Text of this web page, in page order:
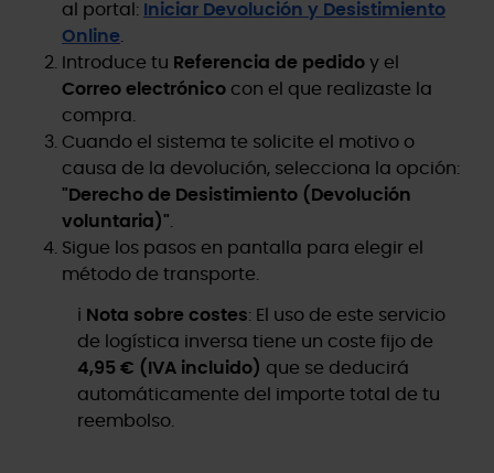
al portal: Iniciar Devolución y Desistimiento
Online
Introduce tu Referencia de pedido y el
Correo electrónico con el que realizaste la
compra.
Cuando el sistema te solicite el motivo o
causa de la devolución, selecciona la opción:
"Derecho de Desistimiento (Devolución
voluntaria)"
Sigue los pasos en pantalla para elegir el
método de transporte.
ℹ️ Nota sobre costes: El uso de este servicio
de logística inversa tiene un coste fijo de
4,95 € (IVA incluido) que se deducirá
automáticamente del importe total de tu
reembolso.